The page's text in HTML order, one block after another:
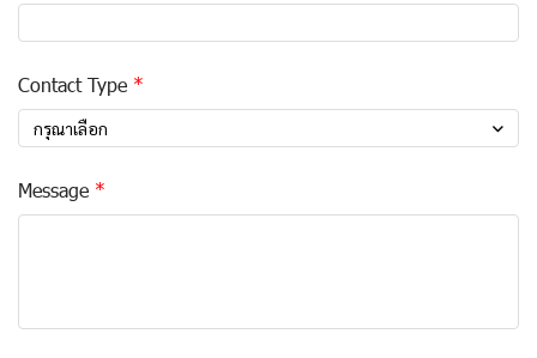
Contact Type
กรุณาเลือก
Message